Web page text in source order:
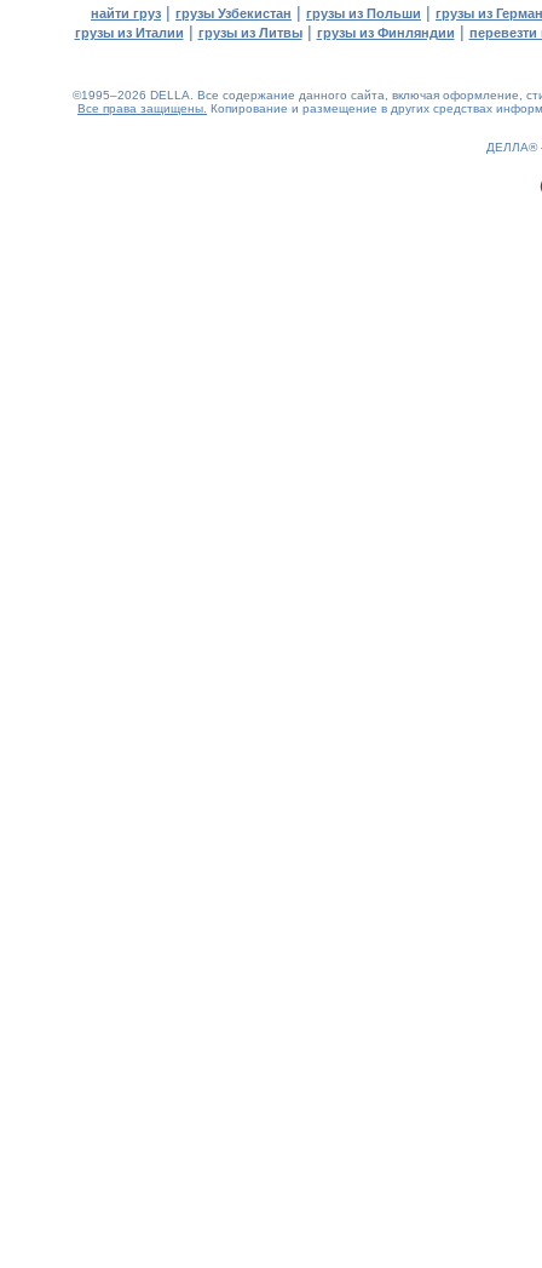
найти груз | грузы Узбекистан | грузы из Польши | грузы из
грузы из Италии | грузы из Литвы| грузы из Финляндии | перевезти
©1995–2026 DELLA. Все содержание данного сайта, включая оформление,
Все права защищены. Копирование и размещение в других средствах